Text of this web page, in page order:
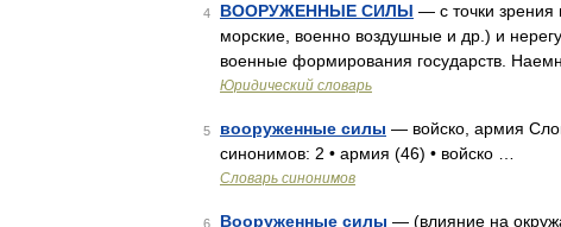
4 ВООРУЖЕННЫЕ СИЛЫ — с точки зрения
морские, военно воздушные и др.) и
военные формирования государств.
Юридический словарь
5 вооруженные силы — войско, армия
синонимов: 2 • армия (46) • войско …
Словарь синонимов
6 Вооруженные силы — (влияние на